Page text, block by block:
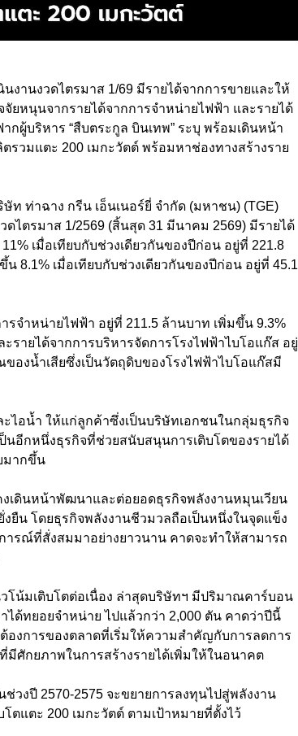
นงานงวดไตรมาส 1/69 มีรายได้จากการขายและให้
ยหนุนจากรายได้จากการจำหน่ายไฟฟ้า และรายได้
ผู้บริหาร “สืบตระกูล บินเทพ” ระบุ พร้อมเดินหน้า
รวมแตะ 200 เมกะวัตต์ พร้อมหาช่องทางสร้างราย
ท ท่าฉาง กรีน เอ็นเนอร์ยี่ จำกัด (มหาชน) (TGE)
ดไตรมาส 1/2569 (สิ้นสุด 31 มีนาคม 2569) มีรายได้
เมื่อเทียบกับช่วงเดียวกันของปีก่อน อยู่ที่ 221.8
8.1% เมื่อเทียบกับช่วงเดียวกันของปีก่อน อยู่ที่ 45.1
รจำหน่ายไฟฟ้า อยู่ที่ 211.5 ล้านบาท เพิ่มขึ้น 9.3%
รายได้จากการบริหารจัดการโรงไฟฟ้าไบโอแก๊ส อยู่
องน้ำเสียซึ่งเป็นวัตถุดิบของโรงไฟฟ้าไบโอแก๊สมี
ไอน้ำ ให้แก่ลูกค้าซึ่งเป็นบริษัทเอกชนในกลุ่มธุรกิจ
นอีกหนึ่งธุรกิจที่ช่วยสนับสนุนการเติบโตของรายได้
มากขึ้น
เดินหน้าพัฒนาและต่อยอดธุรกิจพลังงานหมุนเวียน
งยืน โดยธุรกิจพลังงานชีวมวลถือเป็นหนึ่งในจุดแข็ง
รณ์ที่สั่งสมมาอย่างยาวนาน คาดจะทำให้สามารถ
โน้มเติบโตต่อเนื่อง ล่าสุดบริษัทฯ มีปริมาณคาร์บอน
ด้ทยอยจำหน่าย ไปแล้วกว่า 2,000 ตัน คาดว่าปีนี้
งการของตลาดที่เริ่มให้ความสำคัญกับการลดการ
ศักยภาพในการสร้างรายได้เพิ่มให้ในอนาคต
วงปี 2570-2575 จะขยายการลงทุนไปสู่พลังงาน
ตแตะ 200 เมกะวัตต์ ตามเป้าหมายที่ตั้งไว้